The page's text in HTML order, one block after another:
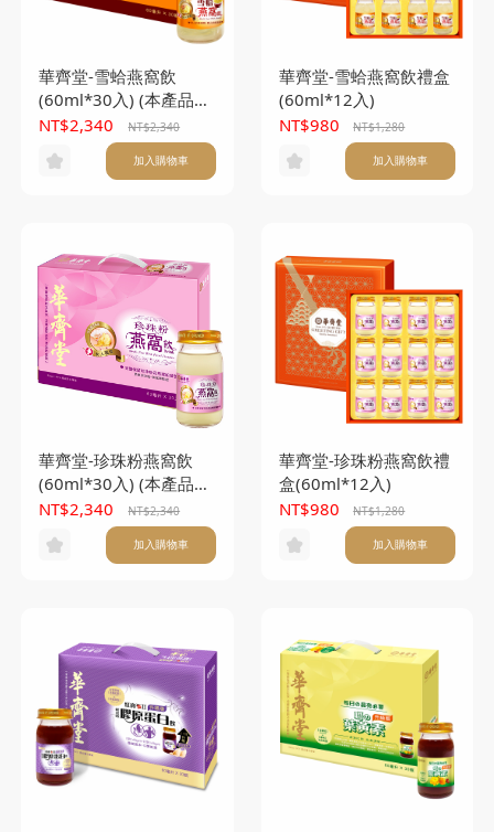
華齊堂-雪蛤燕窩飲
(60ml*30入) (本產品不
附提袋)
NT$2,340 NT$2,340
加入購物車
華齊堂-雪蛤燕窩飲禮盒
(60ml*12入)
NT$980
NT$1,280
加入購物車
華齊堂-珍珠粉燕窩飲
(60ml*30入) (本產品不
附提袋)
NT$2,340 NT$2,340
加入購物車
華齊堂-珍珠粉燕窩飲禮
盒(60ml*12入)
NT$980
NT$1,280
加入購物車